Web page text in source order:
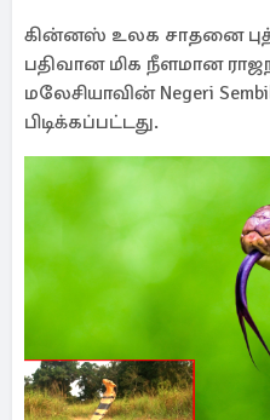
கின்னஸ் உலக சாதனை
பதிவான மிக நீளமான
மலேசியாவின் Negeri
பிடிக்கப்பட்டது.